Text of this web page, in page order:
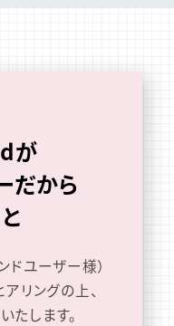
が
だから
ドユーザー様）
リングの上、
します。